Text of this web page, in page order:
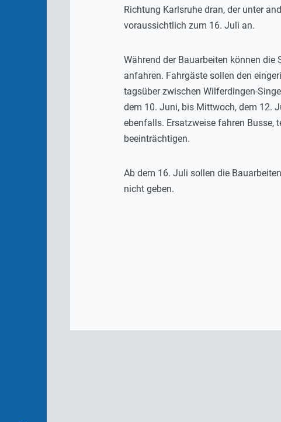
Richtung Karlsruhe dran, der unter
voraussichtlich zum 16. Juli an.
Während der Bauarbeiten können
anfahren. Fahrgäste sollen den
tagsüber zwischen Wilferdingen-
dem 10. Juni, bis Mittwoch, dem 12.
ebenfalls. Ersatzweise fahren Busse,
beeinträchtigen.
Ab dem 16. Juli sollen die
nicht geben.